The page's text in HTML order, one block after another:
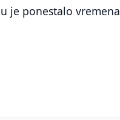
je ponestalo